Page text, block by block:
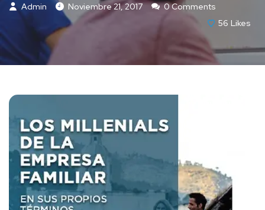
Admin Noviembre 21, 2017
0 Comments
56 Likes